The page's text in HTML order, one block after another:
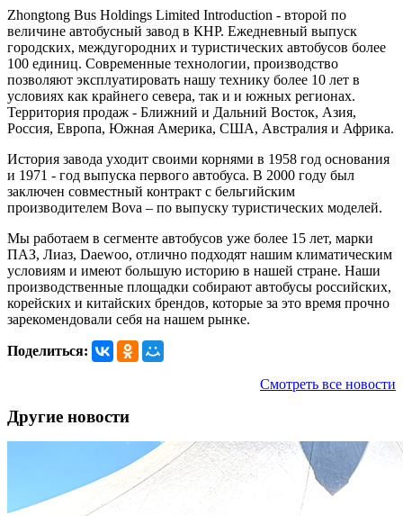
Zhongtong Bus Holdings Limited Introduction - второй по
величине автобусный завод в КНР. Ежедневный выпуск
городских, междугородних и туристических автобусов более
100 единиц. Современные технологии, производство
позволяют эксплуатировать нашу технику более 10 лет в
условиях как крайнего севера, так и и южных регионах.
Территория продаж - Ближний и Дальний Восток, Азия,
Россия, Европа, Южная Америка, США, Австралия и Африка.
История завода уходит своими корнями в 1958 год основания
и 1971 - год выпуска первого автобуса. В 2000 году был
заключен совместный контракт с бельгийским
производителем Bova – по выпуску туристических моделей.
Мы работаем в сегменте автобусов уже более 15 лет, марки
ПАЗ, Лиаз, Daewoo, отлично подходят нашим климатическим
условиям и имеют большую историю в нашей стране. Наши
производственные площадки собирают автобусы российских,
корейских и китайских брендов, которые за это время прочно
зарекомендовали себя на нашем рынке.
Поделиться:
Смотреть все новости
Другие новости